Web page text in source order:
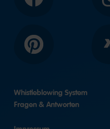
Pinterest
Whistleblowing System
Fragen & Antworten